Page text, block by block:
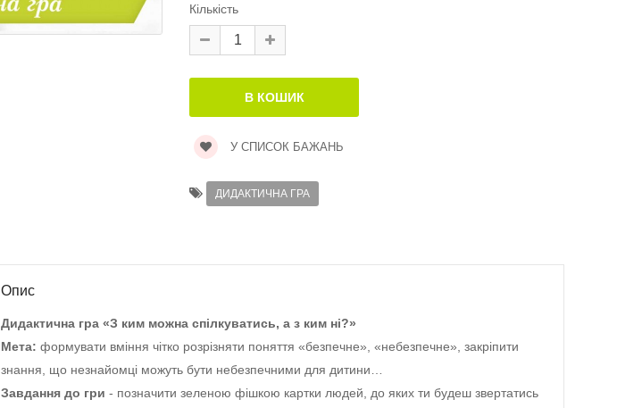
Кількість
У СПИСОК БАЖАНЬ
ДИДАКТИЧНА ГРА
Опис
Дидактична гра «З ким можна спілкуватись, а з ким ні?»
Мета: формувати вміння чітко розрізняти поняття «безпечне», «небезпечне», закріпити
знання, що незнайомці можуть бути небезпечними для дитини…
Завдання до гри - позначити зеленою фішкою картки людей, до яких ти будеш звертатись